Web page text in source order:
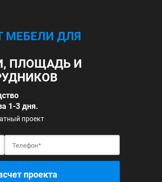
МЕБЕЛИ ДЛЯ
ПЛОЩАДЬ И
1-3 дня.
проект
проекта